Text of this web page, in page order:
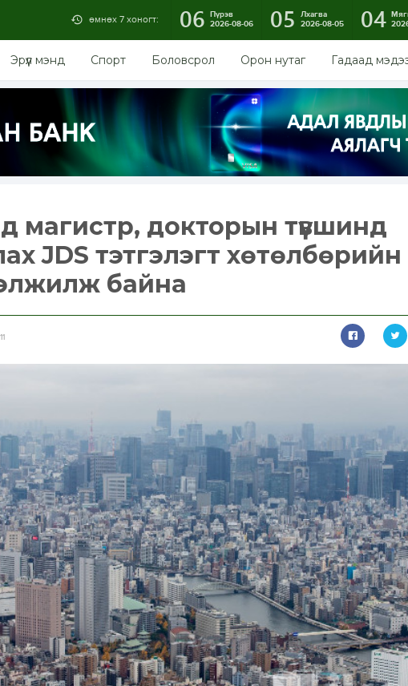
өмнөх 7 хоногт: 06 Пүрэв
2026-08-06
05
Лхагва
2026-08-05
04
Эрүүл мэнд Спорт Боловсрол Орон нутаг Гадаад
магистр, докторын түвшинд
JDS тэтгэлэгт хөтөлбөрийн
байна